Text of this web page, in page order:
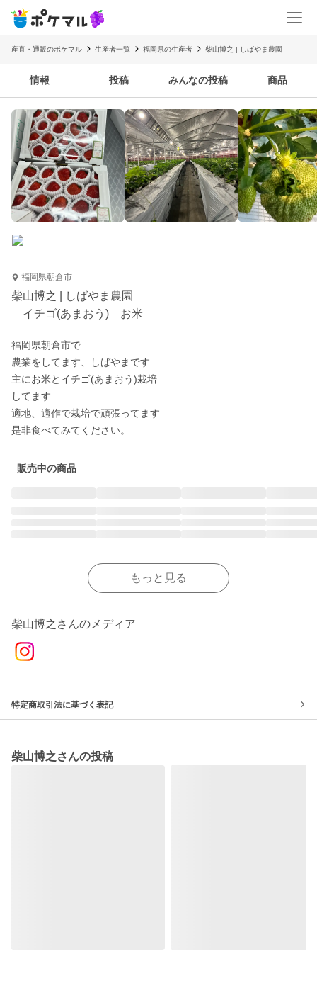
産直・通販のポケマル 生産者一覧 福岡県の生産者 柴山博之 | しばやま農園
情報 投稿 みんなの投稿 商品
福岡県朝倉市
柴山博之 | しばやま農園
イチゴ(あまおう) お米
福岡県朝倉市で
農業をしてます、しばやまです
主にお米とイチゴ(あまおう)栽培
してます
適地、適作で栽培で頑張ってます
販売中の商品
もっと見る
柴山博之さんのメディア
特定商取引法に基づく表記
柴山博之さんの投稿